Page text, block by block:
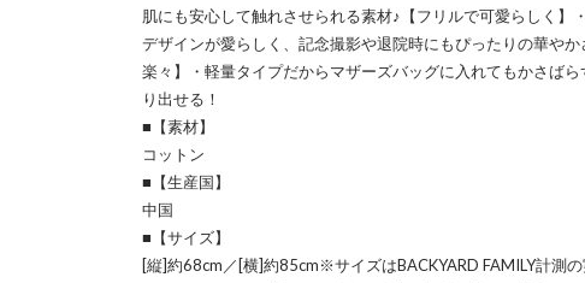
肌にも安心して触れさせられる素材♪【フリルで可愛らしく】
デザインが愛らしく、記念撮影や退院時にもぴったりの華や
楽々】・軽量タイプだからマザーズバッグに入れてもかさば
り出せる！
■【素材】
コットン
■【生産国】
中国
■【サイズ】
[縦]約68cm／[横]約85cm※サイズはBACKYARD FAMILY計測